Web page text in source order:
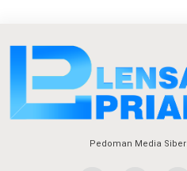
Pedoman Media Siber